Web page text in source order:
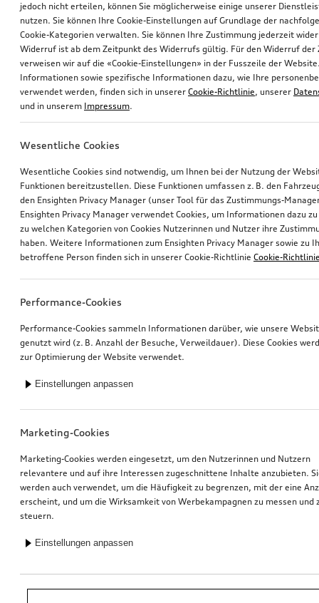
*Unverbindliche Preisempfehlung der Importeurin AMAG Import AG. Inkl.
gesetzlicher MwSt. Preise beim Audi Partner können abweichen; weitere
jedoch nicht erteilen, können Sie möglicherweise einige unserer
nutzen. Sie können Ihre Cookie-Einstellungen auf Grundlage der
Cookie-Kategorien verwalten. Sie können Ihre Zustimmung jederzeit
Widerruf ist ab dem Zeitpunkt des Widerrufs gültig. Für den Widerruf der
verweisen wir auf die «Cookie-Einstellungen» in der Fusszeile der
Informationen sowie spezifische Informationen dazu, wie Ihre
verwendet werden, finden sich in unserer Cookie-Richtlinie, unserer
und in unserem Impressum.
Wesentliche Cookies
Wesentliche Cookies sind notwendig, um Ihnen bei der Nutzung der
Funktionen bereitzustellen. Diese Funktionen umfassen z. B. den
den Ensighten Privacy Manager (unser Tool für das Zustimmungs-
Ensighten Privacy Manager verwendet Cookies, um Informationen dazu
zu welchen Kategorien von Cookies Nutzerinnen und Nutzer ihre
haben. Weitere Informationen zum Ensighten Privacy Manager sowie zu
betroffene Person finden sich in unserer Cookie-Richtlinie Cookie-
Performance-Cookies
Performance-Cookies sammeln Informationen darüber, wie unsere
genutzt wird (z. B. Anzahl der Besuche, Verweildauer). Diese Cookies
zur Optimierung der Website verwendet.
Einstellungen anpassen
Marketing-Cookies
Marketing-Cookies werden eingesetzt, um den Nutzerinnen und Nutzern
relevantere und auf ihre Interessen zugeschnittene Inhalte anzubieten.
werden auch verwendet, um die Häufigkeit zu begrenzen, mit der eine
erscheint, und um die Wirksamkeit von Werbekampagnen zu messen und
steuern.
Einstellungen anpassen